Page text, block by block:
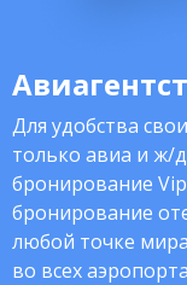
Для удобства
только авиа и ж/
бронирование
бронирование
любой точке
во всех